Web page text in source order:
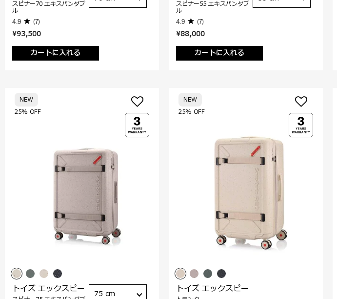
¥93,500
カートに入れる
スピナー70 エキスパンダブ
ル
4.9 (7)
¥88,000
カートに入れる
スピナー55 エキスパンダブ
ル
4.9 (7)
25% OFF
NEW
トイズ エックスピー 75 cm
25% OFF
NEW
トイズ エックスピー